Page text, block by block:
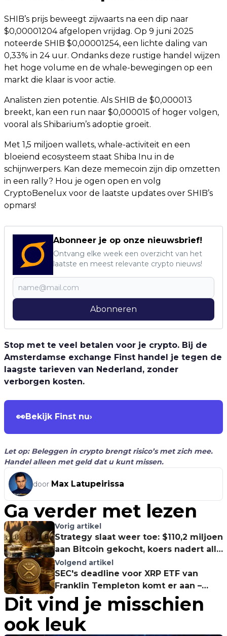
SHIB’s prijs beweegt zijwaarts na een dip naar
$0,00001204 afgelopen vrijdag. Op 9 juni 2025
noteerde SHIB $0,00001254, een lichte daling van
0,33% in 24 uur. Ondanks deze rustige handel wijzen
het hoge volume en de whale-bewegingen op een
markt die klaar is voor actie.
Analisten zien potentie. Als SHIB de $0,000013
breekt, kan een run naar $0,000015 of hoger volgen,
vooral als Shibarium’s adoptie groeit.
Met 1,5 miljoen wallets, whale-activiteit en een
bloeiend ecosysteem staat Shiba Inu in de
schijnwerpers. Kan deze memecoin zijn dip omzetten
in een rally? Hou je ogen open en volg
CryptoBenelux voor de laatste updates over SHIB’s
opmars!
Abonneer je op onze nieuwsbrief!
Ontvang elke week een overzicht van het
laatste en meest relevante crypto nieuws!
Abonneren
Stop met te veel betalen voor je crypto. Bij de
Amsterdamse exchange Finst handel je tegen de
laagste tarieven van Nederland, zonder
verborgen kosten.
👀Bekijk Finst nu›
Let op: Beleggen in crypto brengt risico’s met zich mee.
Handel alleen met geld dat u kunt missen.
door Max Latupeirissa
Ga verder met lezen
Vorig artikel
Strategy slaat weer toe: $110,2 miljoen
aan Bitcoin gekocht, koers nadert all-
time high!
Volgend artikel
SEC's deadline voor XRP ETF van
Franklin Templeton komt er aan –
Goedkeuring of verlenging?
Dit vind je misschien
ook leuk